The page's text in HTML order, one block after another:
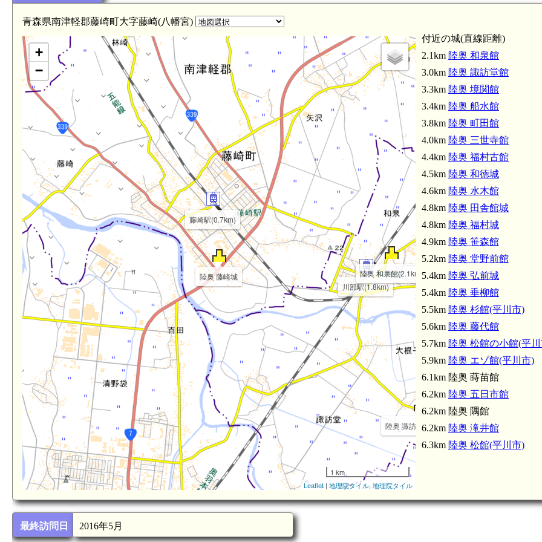
青森県南津軽郡藤崎町大字藤崎(八幡宮)
藤崎駅(0.7km)
川部駅(1.8km)
林崎駅(3.5km)
北常盤駅
陸奥 藤崎城 陸奥 和泉館(2.1km)
陸奥 諏訪堂館(3.0km)
+
−
1 km
Leaflet | 地理院タイル, 地理院タイル
付近の城(直線距離)
2.1km 陸奥 和泉館
3.0km 陸奥 諏訪堂館
3.3km 陸奥 境関館
3.4km 陸奥 船水館
3.8km 陸奥 町田館
4.0km 陸奥 三世寺館
4.4km 陸奥 福村古館
4.5km 陸奥 和徳城
4.6km 陸奥 水木館
4.8km 陸奥 田舎館城
4.8km 陸奥 福村城
4.9km 陸奥 笹森館
5.2km 陸奥 堂野前館
5.4km 陸奥 弘前城
5.4km 陸奥 垂柳館
5.5km 陸奥 杉館(平川市)
5.6km 陸奥 藤代館
5.7km 陸奥 松館の小館(平
5.9km 陸奥 エゾ館(平川市)
6.1km 陸奥 蒔苗館
6.2km 陸奥 五日市館
6.2km 陸奥 隅館
6.2km 陸奥 滝井館
6.3km 陸奥 松館(平川市)
最終訪問日 2016年5月